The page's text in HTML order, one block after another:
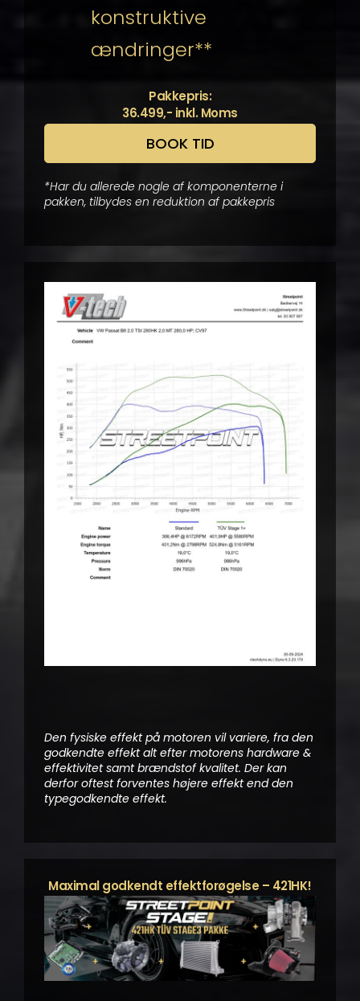
konstruktive
ændringer**
Pakkepris:
36.499,- inkl. Moms
BOOK TID
*Har du allerede nogle af komponenterne i
pakken, tilbydes en reduktion af pakkepris
Den fysiske effekt på motoren vil variere, fra den
godkendte effekt alt efter motorens hardware &
effektivitet samt brændstof kvalitet. Der kan
derfor oftest forventes højere effekt end den
typegodkendte effekt.
Maximal godkendt effektforøgelse – 421HK!